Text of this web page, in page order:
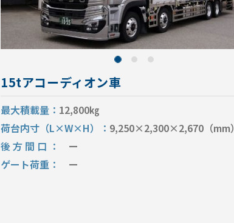
15tアコーディオン車
最大積載量
12,800㎏
荷台内寸（L×W×H）
9,250×2,300×2,670（mm）
後方間口
ー
ゲート荷重
ー